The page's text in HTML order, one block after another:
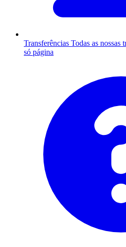
Transferências Todas as nossas
só página